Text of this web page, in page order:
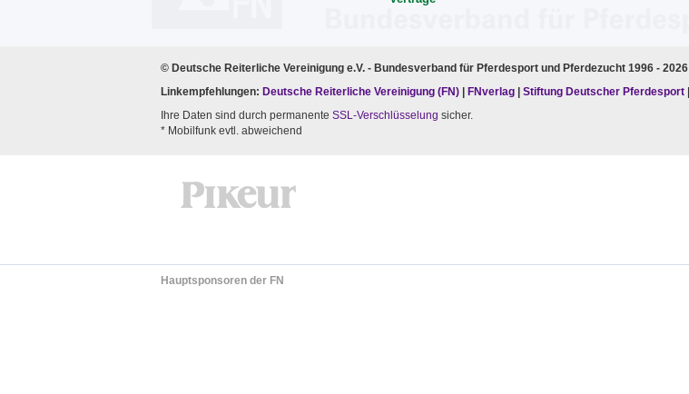
© Deutsche Reiterliche Vereinigung e.V. - Bundesverband für Pferdesport und Pferdezucht 1996 - 2026
Linkempfehlungen: Deutsche Reiterliche Vereinigung (FN) FNverlag Stiftung Deutscher Pferdesport
Ihre Daten sind durch permanente SSL-Verschlüsselung sicher.
* Mobilfunk evtl. abweichend
Hauptsponsoren der FN